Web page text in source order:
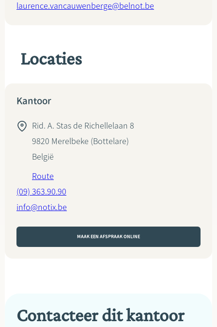
laurence.vancauwenberge@belnot.be
Locaties
Kantoor
Rid. A. Stas de Richellelaan 8
9820 Merelbeke (Bottelare)
België
Route
(09) 363.90.90
info@notix.be
MAAK EEN AFSPRAAK ONLINE
Contacteer dit kantoor